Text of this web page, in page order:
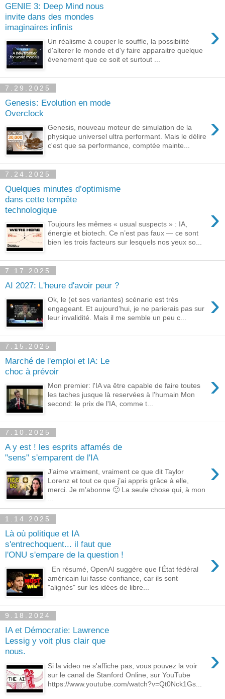
GENIE 3: Deep Mind nous
invite dans des mondes
imaginaires infinis
›
Un réalisme à couper le souffle, la possibilité
d'alterer le monde et d'y faire apparaitre quelque
évenement que ce soit et surtout ...
7.29.2025
Genesis: Evolution en mode
Overclock
›
Genesis, nouveau moteur de simulation de la
physique universel ultra performant. Mais le délire
c'est que sa performance, comptée mainte...
7.24.2025
Quelques minutes d’optimisme
dans cette tempête
technologique
›
Toujours les mêmes « usual suspects » : IA,
énergie et biotech. Ce n’est pas faux — ce sont
bien les trois facteurs sur lesquels nos yeux so...
7.17.2025
AI 2027: L'heure d'avoir peur ?
›
Ok, le (et ses variantes) scénario est très
engageant. Et aujourd’hui, je ne parierais pas sur
leur invalidité. Mais il me semble un peu c...
7.15.2025
Marché de l'emploi et IA: Le
choc à prévoir
›
Mon premier: l'IA va être capable de faire toutes
les taches jusque là reservées à l'humain Mon
second: le prix de l'IA, comme t...
7.10.2025
A y est ! les esprits affamés de
"sens" s'emparent de l'IA
›
J’aime vraiment, vraiment ce que dit Taylor
Lorenz et tout ce que j’ai appris grâce à elle,
merci. Je m’abonne 🙂 La seule chose qui, à mon
...
1.14.2025
Là où politique et IA
s'entrechoquent... il faut que
l'ONU s'empare de la question !
›
En résumé, OpenAI suggère que l'État fédéral
américain lui fasse confiance, car ils sont
"alignés" sur les idées de libre...
9.18.2024
IA et Démocratie: Lawrence
Lessig y voit plus clair que
nous.
›
Si la video ne s'affiche pas, vous pouvez la voir
sur le canal de Stanford Online, sur YouTube
https://www.youtube.com/watch?v=Qt0Nck1Gs...